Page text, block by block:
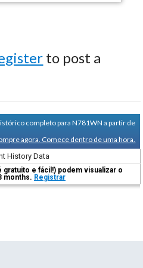
to post a
completo para N781WN a partir de
agora. Comece dentro de uma hora.
History Data
e fácil!) podem visualizar o
months. Registrar